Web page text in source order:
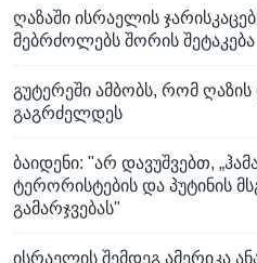
ღაზაში ისრაელის
მებრძოლებს შორის
გუტერეში ამბობს, რომ ღაზის
გაგრძელდეს
ბაიდენი: "არ დავუშვებთ,
ტერორისტების და პუტინის
გამარჯვებას"
ისრაელის შემდეგ ამერიკა